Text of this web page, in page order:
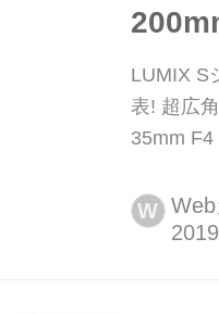
LUMIX S
表! 超広
35mm F4
フルサイ
ーズ用の
W